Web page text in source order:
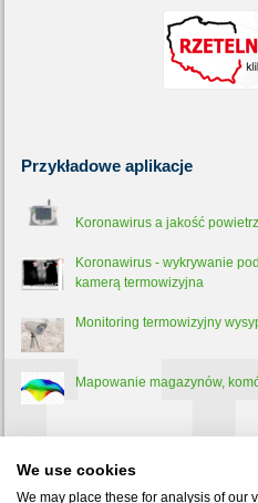
Przykładowe aplikacje
Koronawirus a jakość
Koronawirus - wykrywanie
kamerą termowizyjna
Monitoring termowizyjny
Mapowanie magazynów,
Pirometr - co to jest, jak działa
We use cookies
We may place these for analysis of our